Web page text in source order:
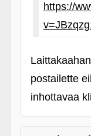
https://
postailette
inhottavaa